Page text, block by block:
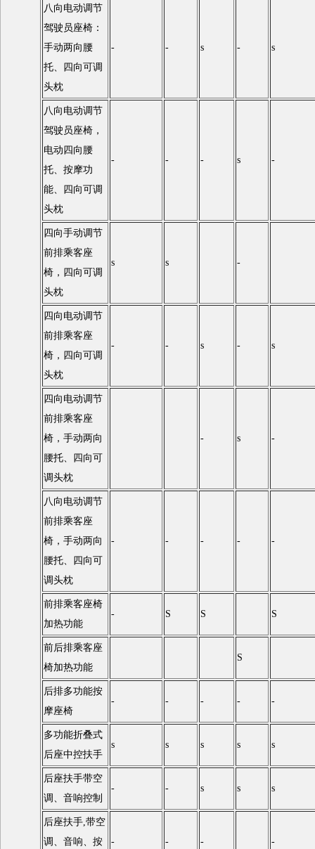
八向电动调节
驾驶员座椅：
手动两向腰
托、四向可调
头枕
- - s - s
八向电动调节
驾驶员座椅，
电动四向腰
托、按摩功
能、四向可调
头枕
- - - s -
四向手动调节
前排乘客座
椅，四向可调
头枕
s s -
四向电动调节
前排乘客座
椅，四向可调
头枕
- - s - s
四向电动调节
前排乘客座
椅，手动两向
腰托、四向可
调头枕
- s -
八向电动调节
前排乘客座
椅，手动两向
腰托、四向可
调头枕
- - - - -
前排乘客座椅
加热功能
- S S S
前后排乘客座
椅加热功能
S
后排多功能按
摩座椅
- - - - -
多功能折叠式
后座中控扶手
s s s s s
后座扶手带空
调、音响控制
- - s s s
后座扶手,带空
调、音响、按
- - - -